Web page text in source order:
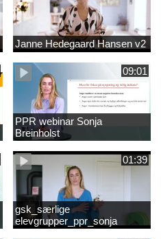
Janne Hedegaard Hansen v2
09:01
PPR webinar Sonja
Breinholst
01:39
gsk_særlige
elevgrupper_ppr_sonja
breinholst